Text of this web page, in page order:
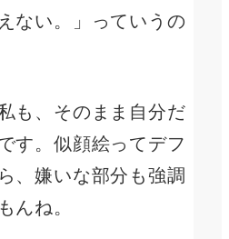
ない。」っていうの
も、そのまま自分だ
す。似顔絵ってデフ
、嫌いな部分も強調
んね。